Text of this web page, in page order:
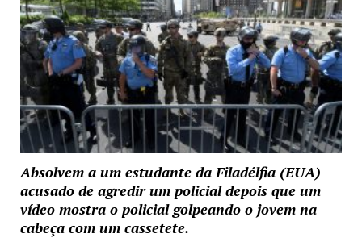
Absolvem a um estudante da Filadélfia (EUA)
acusado de agredir um policial depois que um
vídeo mostra o policial golpeando o jovem na
cabeça com um cassetete.